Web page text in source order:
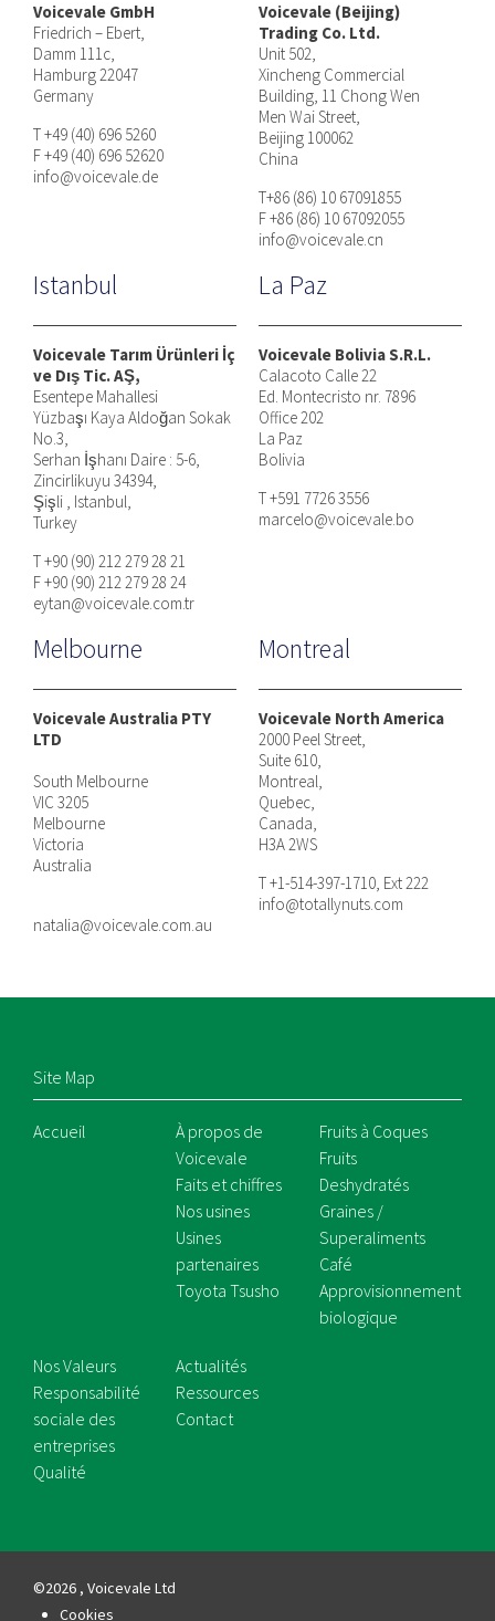
Voicevale GmbH
Friedrich – Ebert,
Damm 111c,
Hamburg 22047
Germany
T +49 (40) 696 5260
F +49 (40) 696 52620
info@voicevale.de
Voicevale (Beijing)
Trading Co. Ltd.
Unit 502,
Xincheng Commercial
Building, 11 Chong Wen
Men Wai Street,
Beijing 100062
China
T+86 (86) 10 67091855
F +86 (86) 10 67092055
info@voicevale.cn
Istanbul
Voicevale Tarım Ürünleri İç
ve Dış Tic. AŞ,
Esentepe Mahallesi
Yüzbaşı Kaya Aldoğan Sokak
No.3,
Serhan İşhanı Daire : 5-6,
Zincirlikuyu 34394,
Şişli , Istanbul,
Turkey
T +90 (90) 212 279 28 21
F +90 (90) 212 279 28 24
eytan@voicevale.com.tr
La Paz
Voicevale Bolivia S.R.L.
Calacoto Calle 22
Ed. Montecristo nr. 7896
Office 202
La Paz
Bolivia
T +591 7726 3556
marcelo@voicevale.bo
Melbourne
Voicevale Australia PTY
LTD
South Melbourne
VIC 3205
Melbourne
Victoria
Australia
natalia@voicevale.com.au
Montreal
Voicevale North America
2000 Peel Street,
Suite 610,
Montreal,
Quebec,
Canada,
H3A 2WS
T +1-514-397-1710, Ext 222
info@totallynuts.com
Site Map
Accueil
À propos de
Voicevale
Faits et chiffres
Nos usines
Usines
partenaires
Toyota Tsusho
Fruits à Coques
Fruits
Deshydratés
Graines /
Superaliments
Café
Approvisionnement
biologique
Nos Valeurs
Responsabilité
sociale des
entreprises
Qualité
Actualités
Ressources
Contact
©2026 , Voicevale Ltd
Cookies